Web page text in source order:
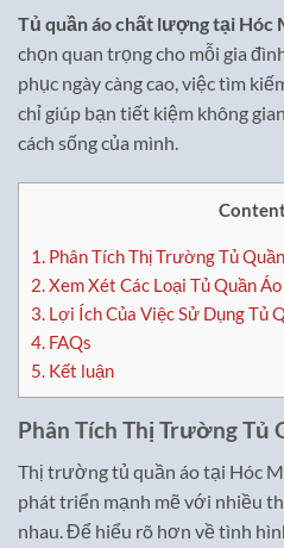
Tủ quần áo chất lượng tại Hóc
chọn quan trọng cho mỗi gia
phục ngày càng cao, việc tìm
chỉ giúp bạn tiết kiệm không
cách sống của mình.
1. Phân Tích Thị Trường Tủ
2.Xem Xét Các Loại Tủ Quần
3. Lợi Ích Của Việc Sử Dụng Tủ
4. FAQs
5. Kết luận
Phân Tích Thị Trường Tủ
Thị trường tủ quần áo tại Hóc
phát triển mạnh mẽ với nhiều
nhau. Để hiểu rõ hơn về tình